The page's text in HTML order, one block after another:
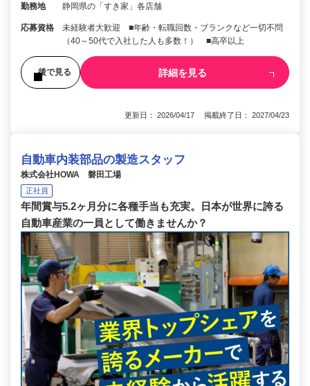
勤務地 静岡県の「すき家」各店舗
応募資格
未経験者大歓迎 ■年齢・転職回数・ブランクなど一切不問
（40～50代で入社した人も多数！） ■高卒以上
後で見る 詳細を見る
更新日： 2026/04/17 掲載終了日： 2027/04/23
自動車内装部品の製造スタッフ
株式会社HOWA 磐田工場
正社員
年間賞与5.2ヶ月分に各種手当も充実。日本が世界に誇る
自動車産業の一員として働きませんか？